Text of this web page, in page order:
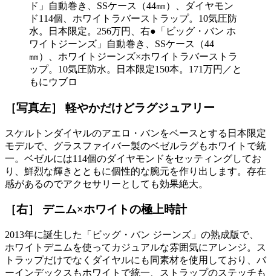
ド」自動巻き、SSケース（44㎜）、ダイヤモン
ド114個、ホワイトラバーストラップ。10気圧防
水。日本限定。256万円、右●「ビッグ・バン ホ
ワイトジーンズ」自動巻き、SSケース（44
㎜）、ホワイトジーンズ×ホワイトラバーストラ
ップ。10気圧防水。日本限定150本。171万円／と
もにウブロ
［写真左］ 軽やかだけどラグジュアリー
スケルトンダイヤルのアエロ・バンをベースとする日本限定
モデルで、グラスファイバー製のベゼルラグもホワイトで統
一。ベゼルには114個のダイヤモンドをセッティングしてお
り、鮮烈な輝きとともに個性的な腕元を作り出します。存在
感があるのでアクセサリーとしても効果絶大。
［右］ デニム×ホワイトの極上時計
2013年に誕生した「ビッグ・バン ジーンズ」の熟成版で、
ホワイトデニムを使ってカジュアルな雰囲気にアレンジ。ス
トラップだけでなくダイヤルにも同素材を使用しており、バ
ーインデックスもホワイトで統一、ストラップのステッチも